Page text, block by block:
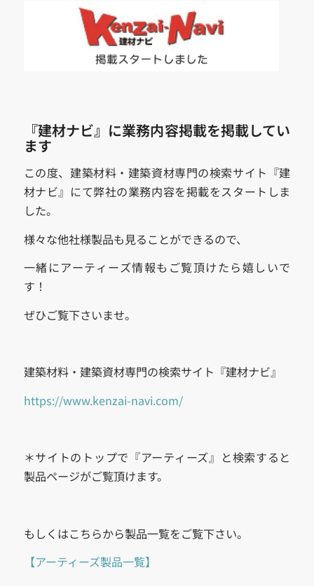
『建材ナビ』に業務内容掲載を掲載してい
ます
この度、建築材料・建築資材専門の検索サイト『建
材ナビ』にて弊社の業務内容を掲載をスタートしま
した。
様々な他社様製品も見ることができるので、
一緒にアーティーズ情報もご覧頂けたら嬉しいで
す！
ぜひご覧下さいませ。
建築材料・建築資材専門の検索サイト『建材ナビ』
https://www.kenzai-navi.com/
＊サイトのトップで『アーティーズ』と検索すると
製品ページがご覧頂けます。
もしくはこちらから製品一覧をご覧下さい。
【アーティーズ製品一覧】